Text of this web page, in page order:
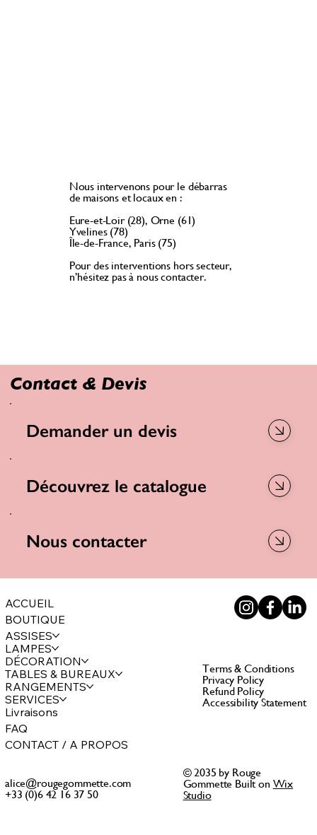
Nous intervenons pour le débarras
de maisons et locaux en :
Eure-et-Loir (28), Orne (61)
Yvelines (78)
Île-de-France, Paris (75)
Pour des interventions hors secteur,
n’hésitez pas à nous contacter.
Contact & Devis
Demander un devis
Découvrez le catalogue
Nous contacter
ACCUEIL
BOUTIQUE
ASSISES
LAMPES
DÉCORATION
TABLES & BUREAUX
RANGEMENTS
SERVICES
Livraisons
FAQ
CONTACT / A PROPOS
alice@rougegommette.com
+33 (0)6 42 16 37 50
Terms & Conditions
Privacy Policy
Refund Policy
Accessibility Statement
© 2035 by Rouge
Gommette Built on Wix
Studio